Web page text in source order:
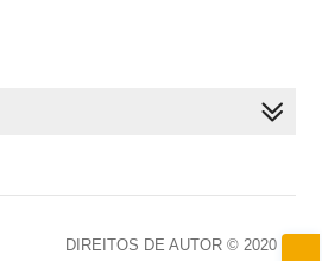
DIREITOS DE AUTOR © 2020 ~